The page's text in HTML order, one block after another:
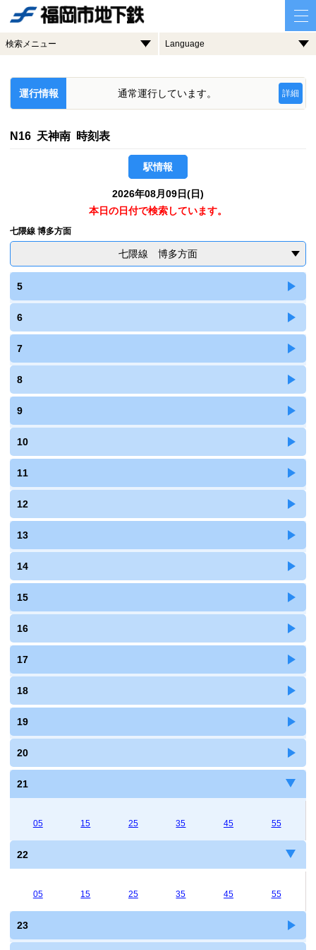
検索メニュー Language
運行情報 通常運行しています。 詳細
N16 天神南 時刻表
駅情報
2026年08月09日(日)
本日の日付で検索しています。
七隈線 博多方面
七隈線 博多方面
5
6
7
8
9
10
11
12
13
14
15
16
17
18
19
20
21
05 15 25 35 45 55
22
05 15 25 35 45 55
23